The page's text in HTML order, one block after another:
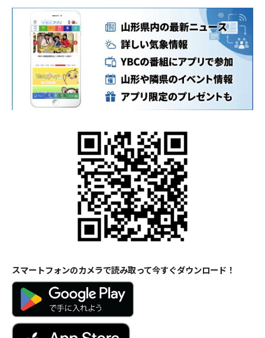
やまがた情熱市場
スマートフォンのカメラで読み取って今すぐダウンロード！